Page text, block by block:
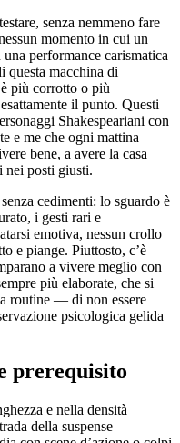
senza nemmeno fare
momento in cui un
performance carismatica
questa macchina di
più corrotto o più
il punto. Questi
Shakespeariani con
e me che ogni mattina
bene, a avere la casa
nei posti giusti.
cedimenti: lo sguardo è
i gesti rari e
emotiva, nessun crollo
e piange. Piuttosto, c’è
a vivere meglio con
più elaborate, che si
routine — di non essere
psicologica gelida
prerequisito
e nella densità
della suspense